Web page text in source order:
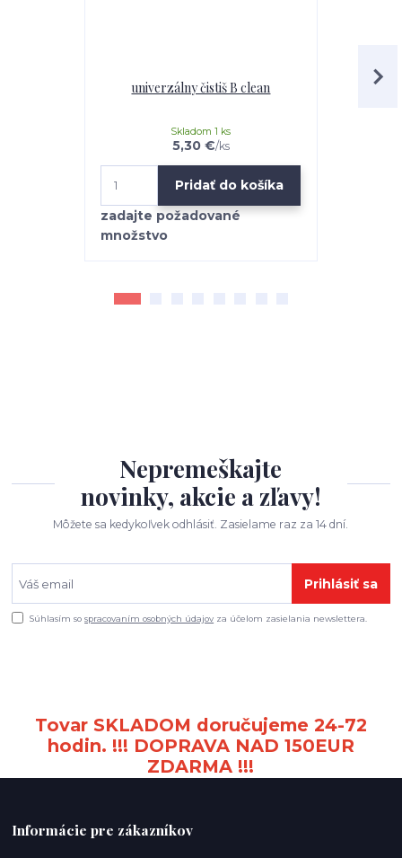
univerzálny čistiš B clean
5,30 €/ks
Skladom 1 ks
Pridať do košíka
Nepremeškajte
novinky, akcie a zľavy!
Môžete sa kedykoľvek odhlásiť. Zasielame raz za 14 dní.
Prihlásiť sa
Súhlasím sospracovaním osobných údajov za účelom zasielania newslettera.
Tovar SKLADOM doručujeme 24-72
hodin. !!! DOPRAVA NAD 150EUR
ZDARMA !!!
Informácie pre zákazníkov